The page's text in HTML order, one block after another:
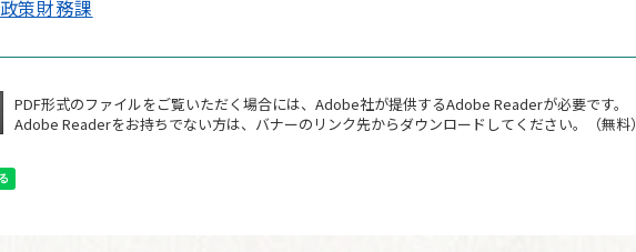
政策財務課
PDF形式のファイルをご覧いただく場合には、Adobe社が提供するAdobe Readerが必要です。
Adobe Readerをお持ちでない方は、バナーのリンク先からダウンロードしてください。（無料）